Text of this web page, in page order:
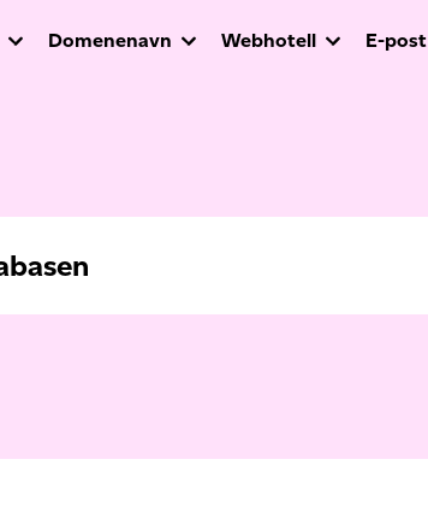
Domenenavn Webhotell E-post